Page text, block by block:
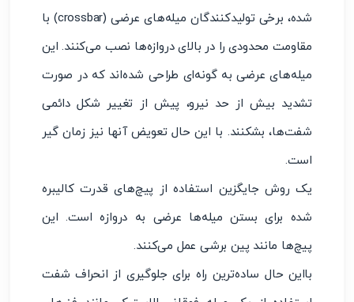
شده، برخی تولیدکنندگان میله‌های عرضی (crossbar) با
مقاومت محدودی را در بالای دروازه‌ها نصب می‌کنند. این
میله‌های عرضی به گونه‌ای طراحی شده‌اند که در صورت
تشدید بیش از حد نیرو، پیش از تغییر شکل دائمی
شفت‌ها، بشکنند. با این حال تعویض آنها نیز زمان گیر
است.
یک روش جایگزین استفاده از پیچ‌های قدرت کالیبره
شده برای بستن میله‌ها عرضی به دروازه است. این
پیچ‌ها مانند پین برشی عمل می‌کنند.
بااین حال ساده‌ترین راه برای جلوگیری از انحراف شفت